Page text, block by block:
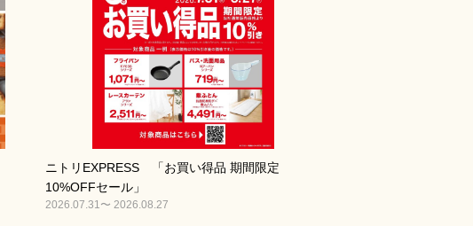
ニトリEXPRESS 「お買い得品 期間限定
10%OFFセール」
2026.07.31〜 2026.08.27